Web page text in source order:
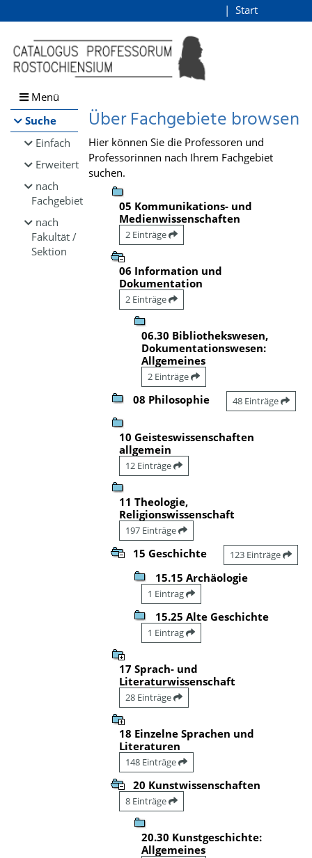
Browsen
direkt zum Inhalt
Start
Menü
Suche
Einfach
Erweitert
nach
Fachgebiet
nach
Fakultät /
Sektion
Über Fachgebiete browsen
Hier können Sie die Professoren und
Professorinnen nach Ihrem Fachgebiet
suchen.
05 Kommunikations- und
Medienwissenschaften
2 Einträge
06 Information und
Dokumentation
2 Einträge
06.30 Bibliothekswesen,
Dokumentationswesen:
Allgemeines
2 Einträge
08 Philosophie 48 Einträge
10 Geisteswissenschaften
allgemein
12 Einträge
11 Theologie,
Religionswissenschaft
197 Einträge
15 Geschichte 123 Einträge
15.15 Archäologie
1 Eintrag
15.25 Alte Geschichte
1 Eintrag
17 Sprach- und
Literaturwissenschaft
28 Einträge
18 Einzelne Sprachen und
Literaturen
148 Einträge
20 Kunstwissenschaften
8 Einträge
20.30 Kunstgeschichte:
Allgemeines